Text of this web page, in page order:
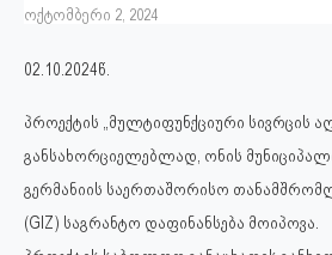
ოქტომბერი 2, 2024
02.10.2024წ.
პროექტის „მულტიფუნქციური სივრცის
განსახორციელებლად, ონის
გერმანიის საერთაშორისო
(GIZ) საგრანტო დაფინანსება მოიპოვა.